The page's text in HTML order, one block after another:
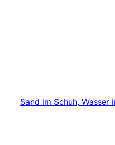
Sand im Schuh, Wasser